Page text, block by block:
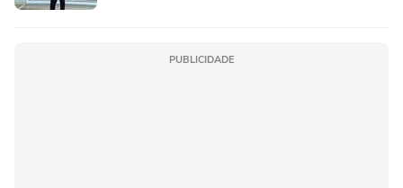
PUBLICIDADE